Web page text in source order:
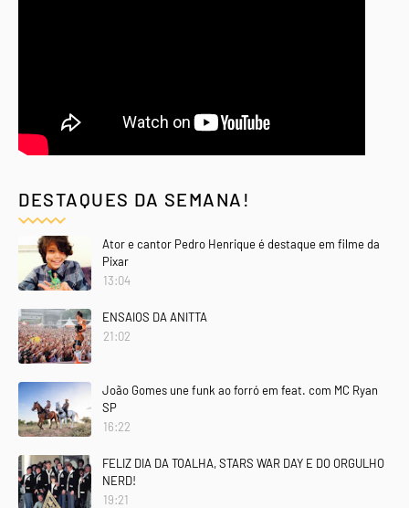
DESTAQUES DA SEMANA!
Ator e cantor Pedro Henrique é destaque em filme da
Pixar
13:04
ENSAIOS DA ANITTA
21:02
João Gomes une funk ao forró em feat. com MC Ryan
SP
16:22
FELIZ DIA DA TOALHA, STARS WAR DAY E DO ORGULHO
NERD!
19:21